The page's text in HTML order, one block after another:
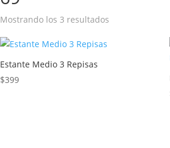
Mostrando los 3 resultados
Estante Medio 3 Repisas
$399